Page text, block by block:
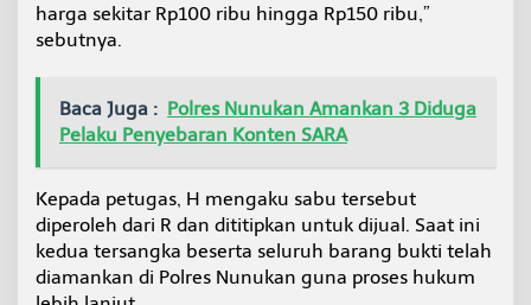
harga sekitar Rp100 ribu hingga Rp150 ribu,”
sebutnya.
Baca Juga : Polres Nunukan Amankan 3 Diduga
Pelaku Penyebaran Konten SARA
Kepada petugas, H mengaku sabu tersebut
diperoleh dari R dan dititipkan untuk dijual. Saat ini
kedua tersangka beserta seluruh barang bukti telah
diamankan di Polres Nunukan guna proses hukum